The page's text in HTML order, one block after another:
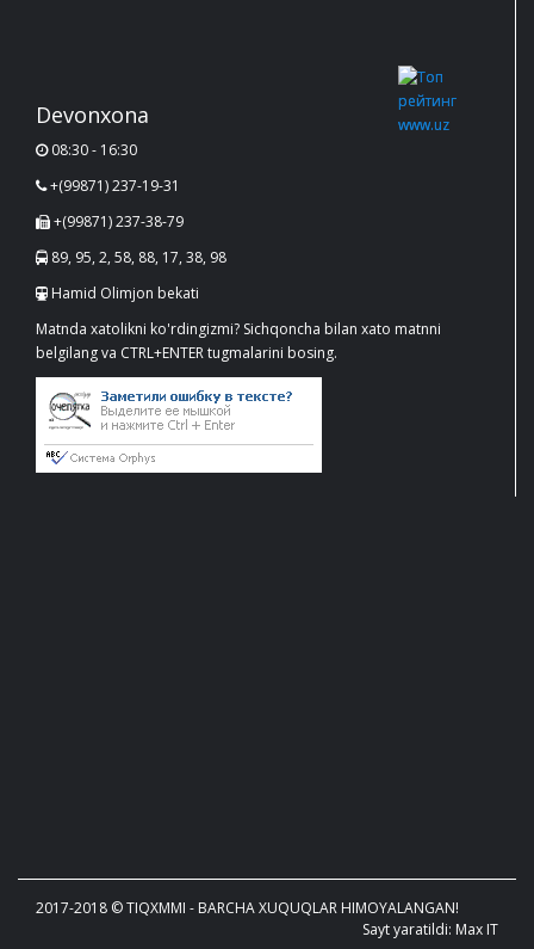
Devonxona
08:30 - 16:30
+(99871) 237-19-31
+(99871) 237-38-79
89, 95, 2, 58, 88, 17, 38, 98
Hamid Olimjon bekati
Matnda xatolikni ko'rdingizmi? Sichqoncha bilan xato matnni
belgilang va CTRL+ENTER tugmalarini bosing.
2017-2018 © TIQXMMI - BARCHA XUQUQLAR HIMOYALANGAN!
Sayt yaratildi: Max IT